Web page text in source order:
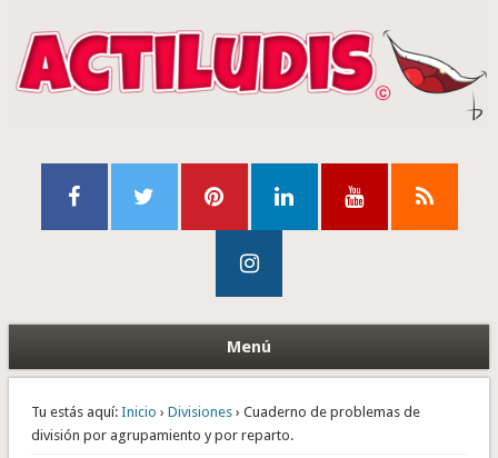
Menú
Tu estás aquí: Inicio › Divisiones› Cuaderno de problemas de
división por agrupamiento y por reparto.